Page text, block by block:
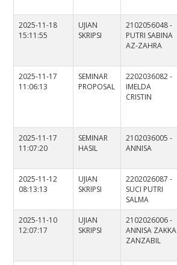
2025-11-18
15:11:55
UJIAN
SKRIPSI
2102056048 -
PUTRI SABINA
AZ-ZAHRA
2025-11-17
11:06:13
SEMINAR
PROPOSAL
2202036082 -
IMELDA
CRISTIN
2025-11-17
11:07:20
SEMINAR
HASIL
2102036005 -
ANNISA
2025-11-12
08:13:13
UJIAN
SKRIPSI
2202026087 -
SUCI PUTRI
SALMA
2025-11-10
12:07:17
UJIAN
SKRIPSI
2102026006 -
ANNISA ZAKKA
ZANZABIL